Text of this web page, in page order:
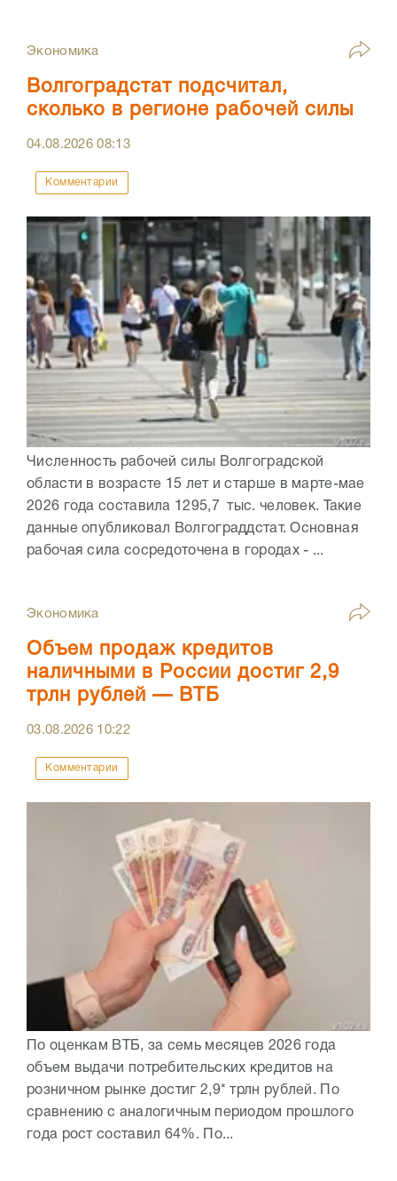
Экономика
Волгоградстат подсчитал,
сколько в регионе рабочей силы
04.08.202608:13
Комментарии
Численность рабочей силы Волгоградской
области в возрасте 15 лет и старше в марте-мае
2026 года составила 1295,7 тыс. человек. Такие
данные опубликовал Волгограддстат. Основная
рабочая сила сосредоточена в городах - ...
Экономика
Объем продаж кредитов
наличными в России достиг 2,9
трлн рублей — ВТБ
03.08.2026 10:22
Комментарии
По оценкам ВТБ, за семь месяцев 2026 года
объем выдачи потребительских кредитов на
розничном рынке достиг 2,9* трлн рублей. По
сравнению с аналогичным периодом прошлого
года рост составил 64%. По...